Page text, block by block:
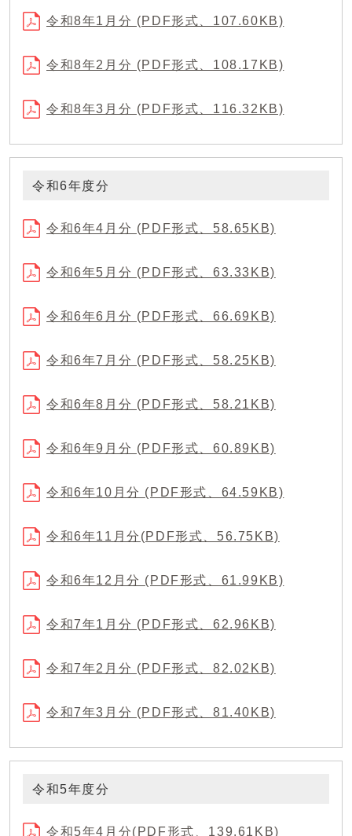
令和8年1月分 (PDF形式、107.60KB)
令和8年2月分 (PDF形式、108.17KB)
令和8年3月分 (PDF形式、116.32KB)
令和6年度分
令和6年4月分 (PDF形式、58.65KB)
令和6年5月分 (PDF形式、63.33KB)
令和6年6月分 (PDF形式、66.69KB)
令和6年7月分 (PDF形式、58.25KB)
令和6年8月分 (PDF形式、58.21KB)
令和6年9月分 (PDF形式、60.89KB)
令和6年10月分 (PDF形式、64.59KB)
令和6年11月分(PDF形式、56.75KB)
令和6年12月分 (PDF形式、61.99KB)
令和7年1月分 (PDF形式、62.96KB)
令和7年2月分 (PDF形式、82.02KB)
令和7年3月分 (PDF形式、81.40KB)
令和5年度分
令和5年4月分(PDF形式、139.61KB)